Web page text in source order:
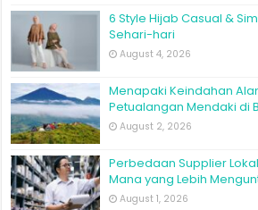
6 Style Hijab Casual &
Sehari-hari
August 4, 2026
Menapaki Keindahan
Petualangan Mendaki di
August 2, 2026
Perbedaan Supplier
Mana yang Lebih
August 1, 2026